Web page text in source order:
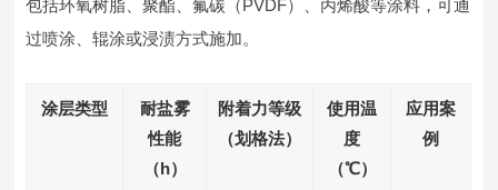
包括环氧树脂、聚酯、氟碳（PVDF）、丙烯酸等涂料，可通
过喷涂、辊涂或浸渍方式施加。
涂层类型
耐盐雾
性能
（h）
附着力等级
（划格法）
使用温
度
（℃）
应用案
例